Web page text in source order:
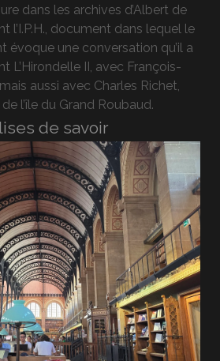
dans les archives d’Albert de
l’I.P.H., document dans lequel le
évoque une conversation qu’il a
L’Hirondelle II, avec François-
aussi avec Charles Richet,
l’île du Grand Roubaud.
de savoir